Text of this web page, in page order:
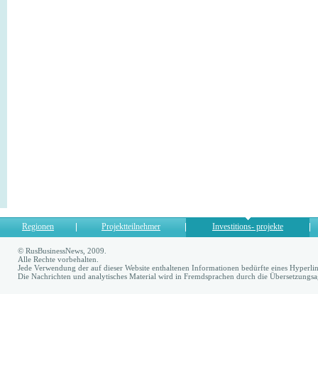
Regionen Projektteilnehmer Investitions- projekte
© RusBusinessNews, 2009.
Alle Rechte vorbehalten.
Jede Verwendung der auf dieser Website enthaltenen Informationen bedürfte eines
Die Nachrichten und analytisches Material wird in Fremdsprachen durch die